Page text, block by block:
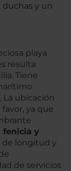
y un
playa
resulta
Tiene
La ubicación
ya que
fenicia y
de longitud y
de servicios